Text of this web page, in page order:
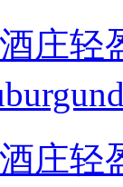
庄轻
庄轻